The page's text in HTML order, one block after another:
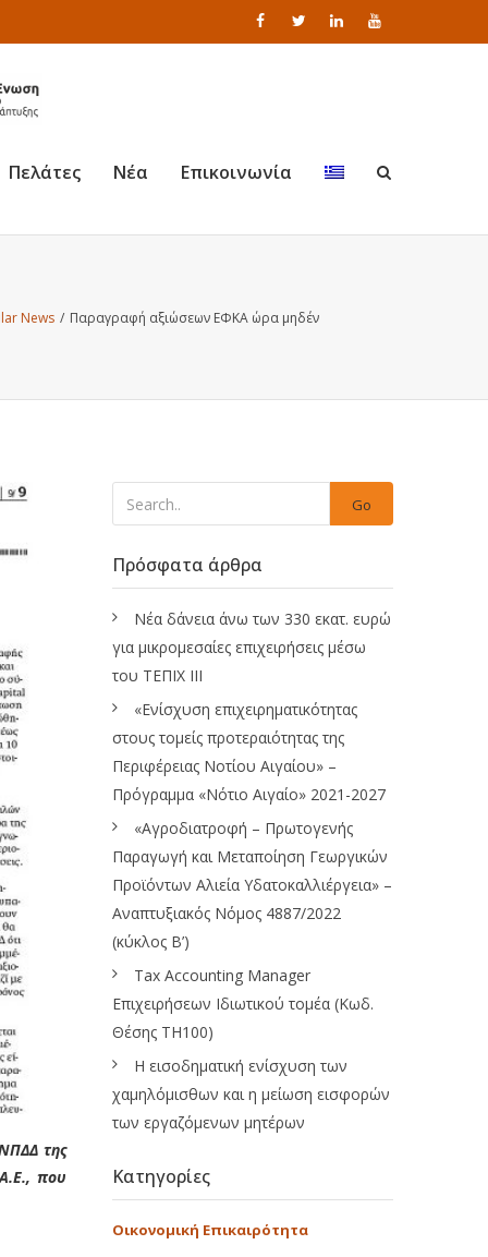
Πελάτες Νέα Επικοινωνία
News / Παραγραφή αξιώσεων ΕΦΚΑ ώρα μηδέν
της
,που
Go
Πρόσφατα άρθρα
Νέα δάνεια άνω των 330 εκατ. ευρώ
για μικρομεσαίες επιχειρήσεις μέσω
του ΤΕΠΙΧ ΙΙΙ
«Ενίσχυση επιχειρηματικότητας
στους τομείς προτεραιότητας της
Περιφέρειας Νοτίου Αιγαίου» –
Πρόγραμμα «Νότιο Αιγαίο» 2021-2027
«Αγροδιατροφή – Πρωτογενής
Παραγωγή και Μεταποίηση Γεωργικών
Προϊόντων Αλιεία Υδατοκαλλιέργεια» –
Αναπτυξιακός Νόμος 4887/2022
(κύκλος Β’)
Tax Accounting Manager
Επιχειρήσεων Ιδιωτικού τομέα (Κωδ.
Θέσης ΤΗ100)
Η εισοδηματική ενίσχυση των
χαμηλόμισθων και η μείωση εισφορών
των εργαζόμενων μητέρων
Κατηγορίες
Οικονομική Επικαιρότητα